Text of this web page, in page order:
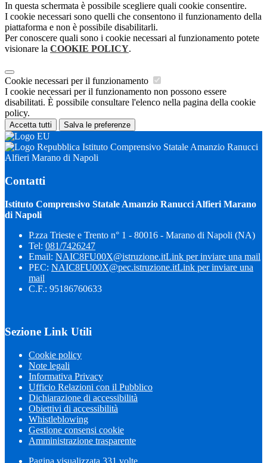
In questa schermata è possibile scegliere quali cookie consentire.
I cookie necessari sono quelli che consentono il funzionamento della
piattaforma e non è possibile disabilitarli.
Per conoscere quali sono i cookie necessari al funzionamento potete
visionare la COOKIE POLICY.
Cookie necessari per il funzionamento
I cookie necessari per il funzionamento non possono essere
disabilitati. È possibile consultare l'elenco nella pagina della cookie
policy.
Accetta tutti Salva le preferenze
Istituto Comprensivo Statale Amanzio Ranucci
Alfieri Marano di Napoli
Contatti
Istituto Comprensivo Statale Amanzio Ranucci Alfieri Marano
di Napoli
P.zza Trieste e Trento n° 1 - 80016 - Marano di Napoli (NA)
Tel: 081/7426247
Email: NAIC8FU00X@istruzione.itLink per inviare una mail
PEC: NAIC8FU00X@pec.istruzione.itLink per inviare una
mail
C.F.: 95186760633
Sezione Link Utili
Cookie policy
Note legali
Informativa Privacy
Ufficio Relazioni con il Pubblico
Dichiarazione di accessibilità
Obiettivi di accessibilità
Whistleblowing
Gestione consensi cookie
Amministrazione trasparente
Pagina visualizzata 331 volte